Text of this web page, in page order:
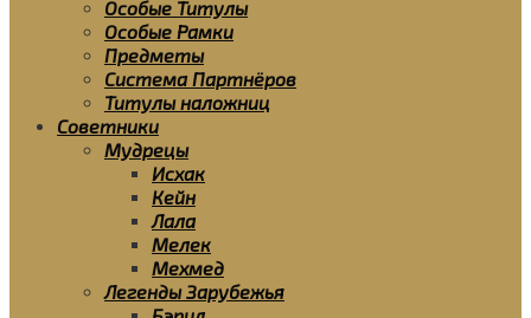
Особые Титулы
Особые Рамки
Предметы
Система Партнёров
Титулы наложниц
Советники
Мудрецы
Исхак
Кейн
Лала
Мелек
Мехмед
Легенды Зарубежья